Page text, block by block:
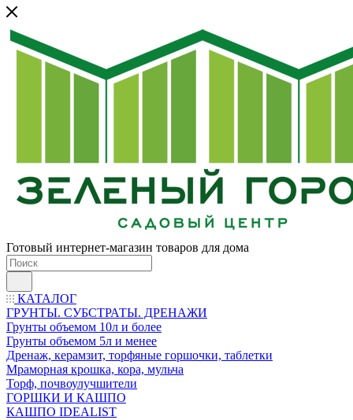
Готовый интернет-магазин товаров для дома
КАТАЛОГ
ГРУНТЫ. СУБСТРАТЫ. ДРЕНАЖИ
Грунты объемом 10л и более
Грунты объемом 5л и менее
Дренаж, керамзит, торфяные горшочки, таблетки
Мраморная крошка, кора, мульча
Торф, почвоулучшители
ГОРШКИ И КАШПО
КАШПО IDEALIST